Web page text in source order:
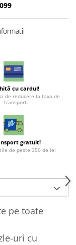
cu cardul!
de reducere la taxa de
transport.
gratuit!
de peste 350 de lei
pe toate
uri cu